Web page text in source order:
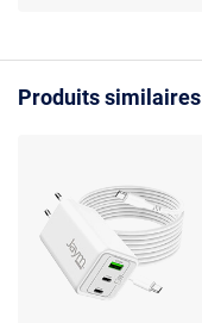
Produits similaires